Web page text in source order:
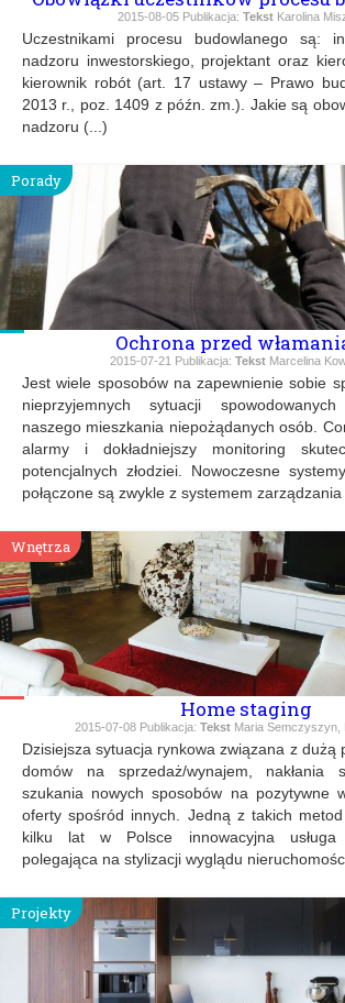
2015-08-05 Publikacja: Tekst Karolina
Uczestnikami procesu budowlanego są:
nadzoru inwestorskiego, projektant oraz
kierownik robót (art. 17 ustawy – Prawo
2013 r., poz. 1409 z późn. zm.). Jakie są
nadzoru (...)
Porady
Ochrona przed
2015-07-21 Publikacja: Tekst Marcelina
Jest wiele sposobów na zapewnienie sobie
nieprzyjemnych sytuacji
naszego mieszkania niepożądanych osób.
alarmy i dokładniejszy monitoring
potencjalnych złodziei. Nowoczesne
połączone są zwykle z systemem zarządzania
Wnętrza
Home staging
2015-07-08Publikacja: Tekst Maria Semczyszyn,
Dzisiejsza sytuacja rynkowa związana z dużą
domów na sprzedaż/wynajem, nakłania
szukania nowych sposobów na pozytywne
oferty spośród innych. Jedną z takich
kilku lat w Polsce innowacyjna usługa
polegająca na stylizacji wyglądu
Projekty